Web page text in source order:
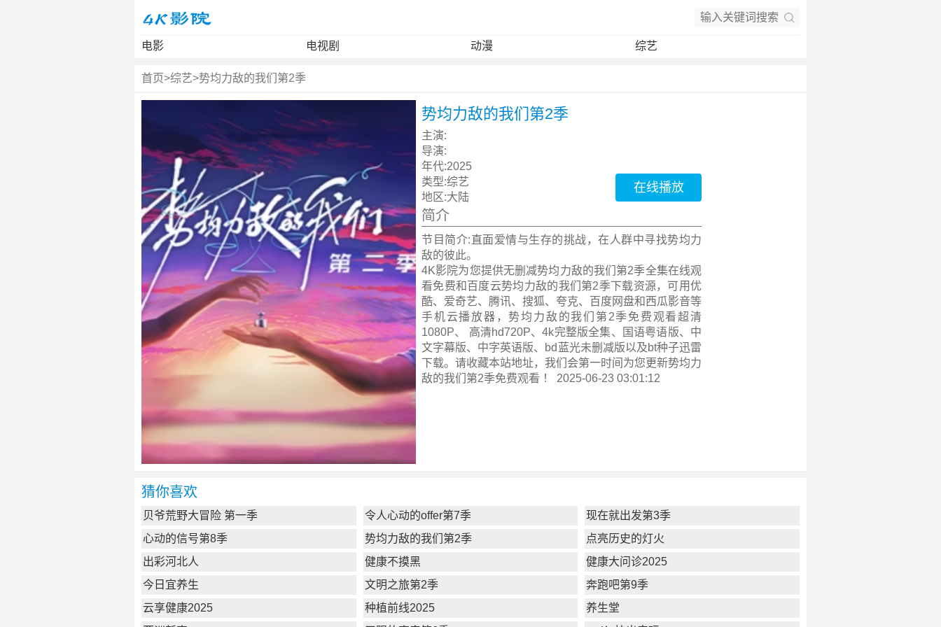
电影 电视剧 动漫 综艺
首页>综艺>势均力敌的我们第2季
势均力敌的我们第2季
主演:
导演:
年代:2025
类型:综艺
地区:大陆
在线播放
简介
节目简介:直面爱情与生存的挑战，在人群中寻找势均力
敌的彼此。
4K影院为您提供无删减势均力敌的我们第2季全集在线观
看免费和百度云势均力敌的我们第2季下载资源，可用优
酷、爱奇艺、腾讯、搜狐、夸克、百度网盘和西瓜影音等
手机云播放器，势均力敌的我们第2季免费观看超清
1080P、 高清hd720P、4k完整版全集、国语粤语版、中
文字幕版、中字英语版、bd蓝光未删减版以及bt种子迅雷
下载。请收藏本站地址，我们会第一时间为您更新势均力
敌的我们第2季免费观看 ！ 2025-06-23 03:01:12
猜你喜欢
贝爷荒野大冒险 第一季 令人心动的offer第7季
现在就出发第3季
心动的信号第8季
势均力敌的我们第2季
点亮历史的灯火
出彩河北人
健康不摸黑
健康大问诊2025
今日宜养生
文明之旅第2季
奔跑吧第9季
云享健康2025
种植前线2025
养生堂